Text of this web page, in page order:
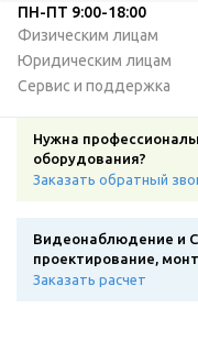
ПН-ПТ 9:00-18:00
Физическим лицам
Юридическим лицам
Сервис и поддержка
Нужна
оборудования?
Заказать обратный
Видеонаблюдение и
проектирование,
Заказать расчет